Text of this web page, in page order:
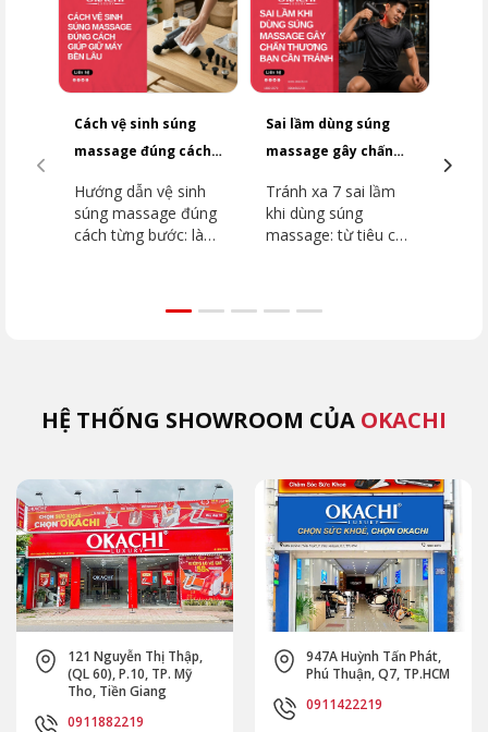
Cách vệ sinh súng
massage đúng cách
Hướng dẫn vệ sinh
súng massage đúng
cách từng bước: làm
Sai lầm dùng súng
massage gây chấn
tránh
Tránh xa 7 sai lầm
khi dùng súng
massage: từ tiêu cơ
HỆ THỐNG SHOWROOM CỦA OKACHI
121 Nguyễn Thị Thập,
(QL 60), P.10, TP. Mỹ
Tho, Tiền Giang
0911882219
947A Huỳnh Tấn Phát,
Phú Thuận, Q7, TP.HCM
0911422219